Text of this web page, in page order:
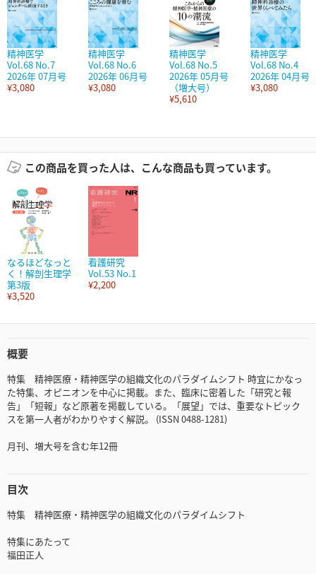
精神医学
Vol.68 No.7
2026年 07月号
¥3,080
精神医学
Vol.68 No.6
2026年 06月号
¥3,080
精神医学
Vol.68 No.5
2026年 05月号
（増大号）
¥5,610
精神医学
Vol.68 No.4
2026年 04月号
¥3,080
この商品を買った人は、こんな商品も買っています。
なるほどなっと
く！解剖生理学
第3版
¥3,520
看護研究
Vol.53 No.1
¥2,200
概要
特集 精神医療・精神医学の組織文化のパラダイムシフト 時宜にかなっ
た特集、オピニオンを中心に掲載。また、臨床に密着した「研究と報
告」「短報」など原著を掲載している。「展望」では、重要なトピック
スを第一人者がわかりやすく解説。 (ISSN 0488-1281)
月刊、増大号を含む年12冊
目次
特集 精神医療・精神医学の組織文化のパラダイムシフト
特集にあたって
福田正人